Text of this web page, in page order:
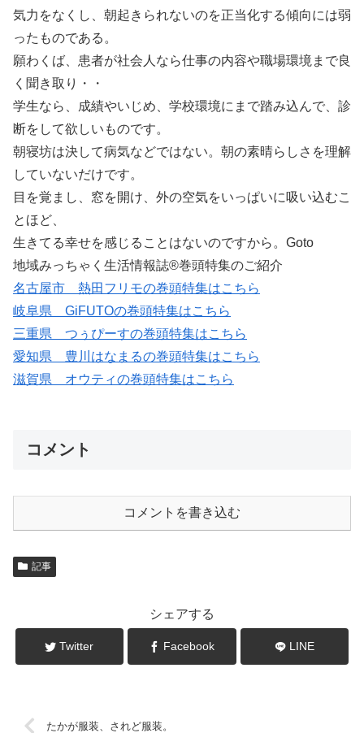
気力をなくし、朝起きられないのを正当化する傾向には弱
ったものである。
願わくば、患者が社会人なら仕事の内容や職場環境まで良
く聞き取り・・
学生なら、成績やいじめ、学校環境にまで踏み込んで、診
断をして欲しいものです。
朝寝坊は決して病気などではない。朝の素晴らしさを理解
していないだけです。
目を覚まし、窓を開け、外の空気をいっぱいに吸い込むこ
とほど、
生きてる幸せを感じることはないのですから。Goto
地域みっちゃく生活情報誌®巻頭特集のご紹介
名古屋市 熱田フリモの巻頭特集はこちら
岐阜県 GiFUTOの巻頭特集はこちら
三重県 つぅぴーすの巻頭特集はこちら
愛知県 豊川はなまるの巻頭特集はこちら
滋賀県 オウティの巻頭特集はこちら
コメント
コメントを書き込む
記事
シェアする
Twitter Facebook LINE
たかが服装、されど服装。